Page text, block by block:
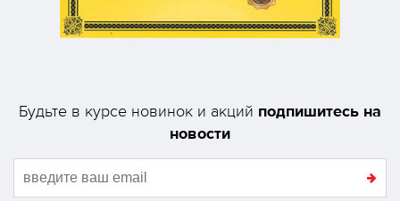
Будьте в курсе новинок и акций подпишитесь на
новости